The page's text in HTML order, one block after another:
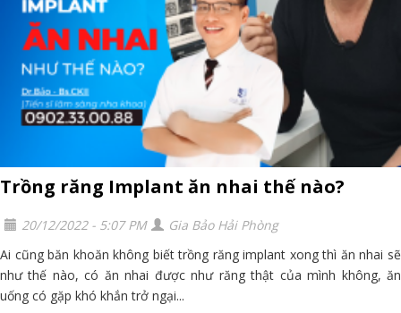
Trồng răng Implant ăn nhai thế nào?
20/12/2022 - 5:07 PM
Gia Bảo Hải Phòng
Ai cũng băn khoăn không biết trồng răng implant xong thì ăn nhai sẽ
như thế nào, có ăn nhai được như răng thật của mình không, ăn
uống có gặp khó khắn trở ngại...